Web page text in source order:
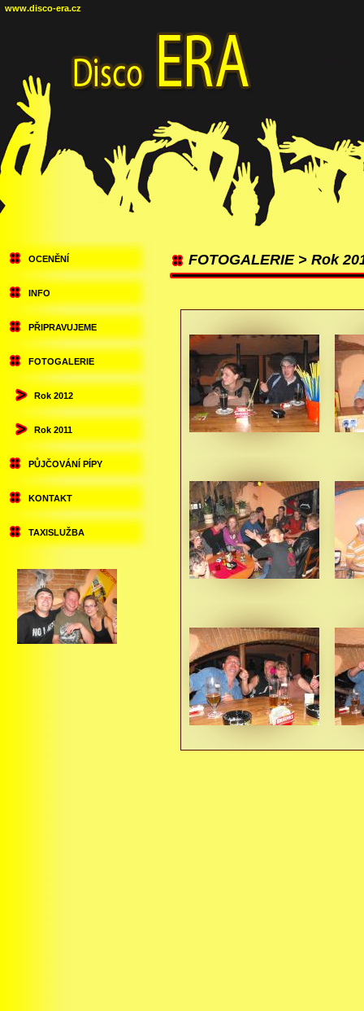
www.disco-era.cz
OCENĚNÍ
INFO
PŘIPRAVUJEME
FOTOGALERIE
Rok 2012
Rok 2011
PŮJČOVÁNÍ PÍPY
KONTAKT
TAXISLUŽBA
FOTOGALERIE > Rok